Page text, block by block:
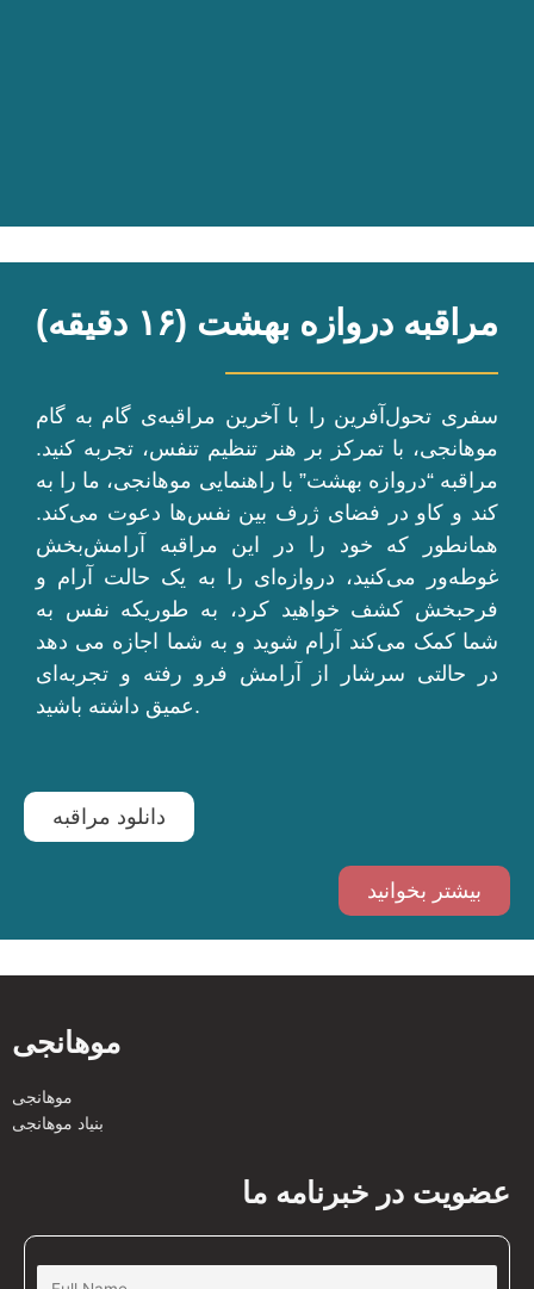
مراقبه دروازه بهشت (۱۶ دقیقه)
سفری تحول‌آفرین را با آخرین مراقبه‌ی گام به گام
موهانجی، با تمرکز بر هنر تنظیم تنفس، تجربه کنید.
مراقبه “دروازه بهشت” با راهنمایی موهانجی، ما را به
کند و کاو در فضای ژرف بین نفس‌ها دعوت می‌کند.
همانطور که خود را در این مراقبه آرامش‌بخش
غوطه‌ور می‌کنید، دروازه‌ای را به یک حالت آرام و
فرحبخش کشف خواهید کرد، به طوریکه نفس به
شما کمک می‌کند آرام شوید و به شما اجازه می دهد
در حالتی سرشار از آرامش فرو رفته و تجربه‌ای
عمیق داشته باشید.
دانلود مراقبه
بیشتر بخوانید
موهانجی
موهانجی
بنیاد موهانجی
عضویت در خبرنامه ما